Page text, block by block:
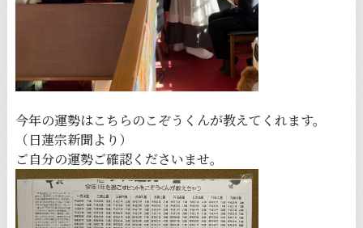
今年の運勢はこちらのこぞうくんが教えてくれます。
（日蓮宗新聞より）
ご自分の運勢ご確認くださいませ。